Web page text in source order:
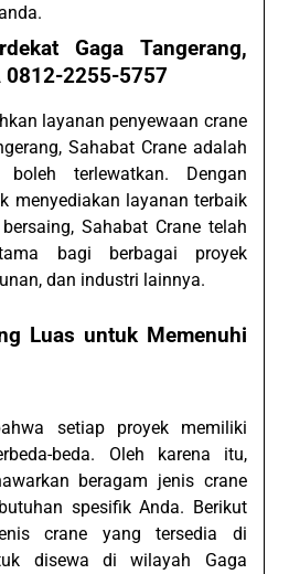
Gaga Tangerang,
0812-2255-5757
layanan penyewaan crane
Sahabat Crane adalah
terlewatkan. Dengan
menyediakan layanan terbaik
Sahabat Crane telah
bagi berbagai proyek
dan industri lainnya.
Luas untuk Memenuhi
setiap proyek memiliki
beda. Oleh karena itu,
beragam jenis crane
spesifik Anda. Berikut
crane yang tersedia di
disewa di wilayah Gaga